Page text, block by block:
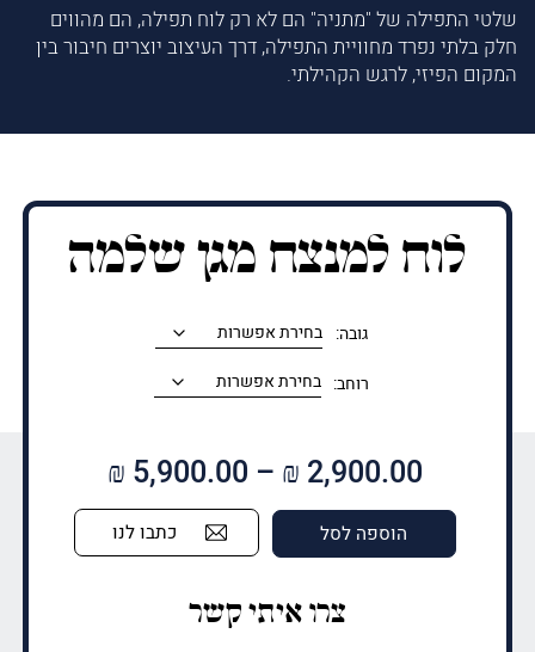
שלטי התפילה של "מתניה" הם לא רק לוח תפילה, הם מהווים
חלק בלתי נפרד מחוויית התפילה, דרך העיצוב יוצרים חיבור בין
המקום הפיזי, לרגש הקהילתי.
לוח למנצח מגן שלמה
גובה:
רוחב:
₪ 2,900.00
–
₪ 5,900.00
מחירים:
הוספה לסל כתבו לנו
צרו איתי קשר